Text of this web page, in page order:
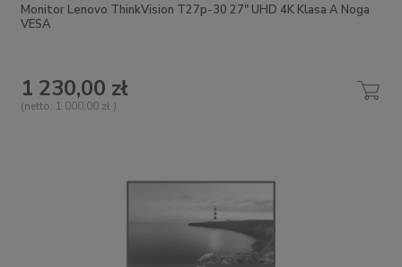
Monitor Lenovo ThinkVision T27p-30 27" UHD 4K Klasa A Noga
VESA
1 230,00 zł
(netto: 1 000,00 zł )